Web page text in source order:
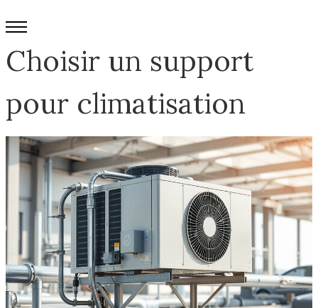
Choisir un support
pour climatisation